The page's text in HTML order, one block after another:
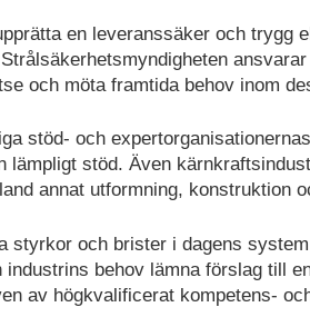
en leveranssäker och trygg
och möta framtida behov inom
stöd- och
lämpligt stöd. Även
annat utformning, konstruktion
styrkor och brister i dagens
behov lämna förslag till
av högkvalificerat kompetens-